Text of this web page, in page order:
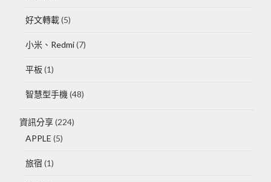
好文轉載(5)
小米、Redmi(7)
平板(1)
智慧型手機(48)
資訊分享(224)
APPLE (5)
旅宿 (1)